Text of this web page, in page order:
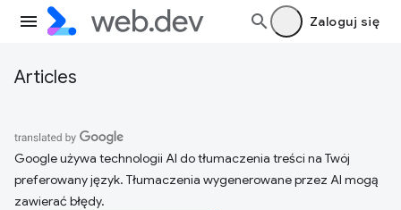
Zaloguj się
Articles
Google używa technologii AI do tłumaczenia treści na Twój
preferowany język. Tłumaczenia wygenerowane przez AI mogą
zawierać błędy.